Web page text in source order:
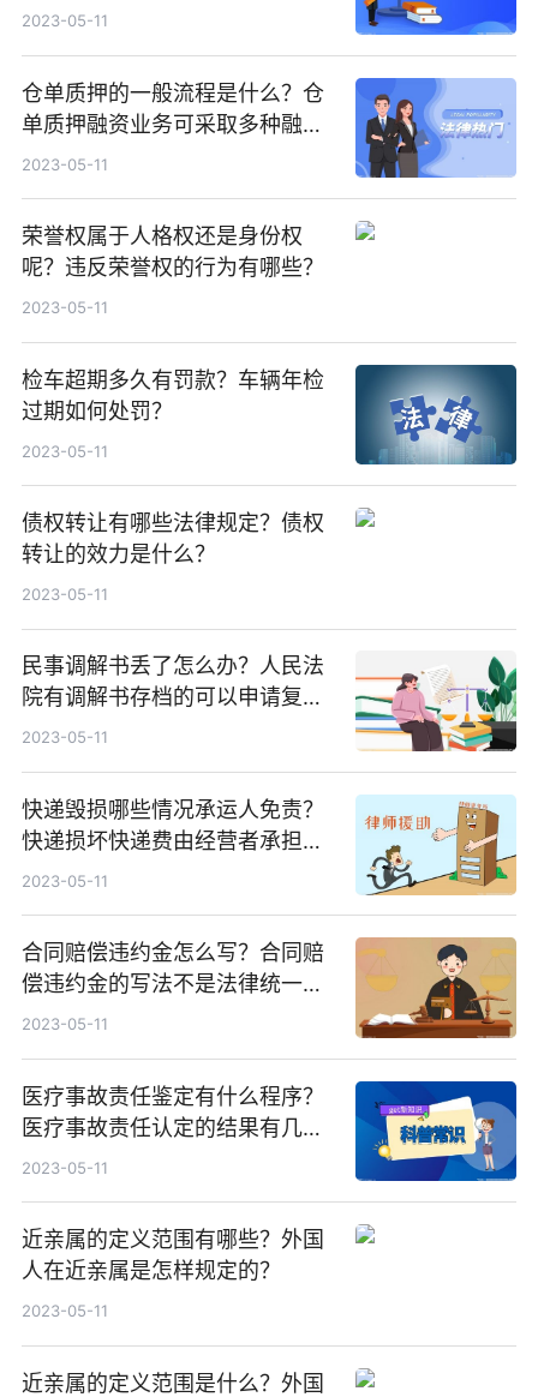
2023-05-11
仓单质押的一般流程是什么？仓
单质押融资业务可采取多种融资
形式吗？
2023-05-11
荣誉权属于人格权还是身份权
呢？违反荣誉权的行为有哪些？
2023-05-11
检车超期多久有罚款？车辆年检
过期如何处罚？
2023-05-11
债权转让有哪些法律规定？债权
转让的效力是什么？
2023-05-11
民事调解书丢了怎么办？人民法
院有调解书存档的可以申请复印
一份吗？
2023-05-11
快递毁损哪些情况承运人免责？
快递损坏快递费由经营者承担
吗？
2023-05-11
合同赔偿违约金怎么写？合同赔
偿违约金的写法不是法律统一规
定的吗？
2023-05-11
医疗事故责任鉴定有什么程序？
医疗事故责任认定的结果有几种
类型？
2023-05-11
近亲属的定义范围有哪些？外国
人在近亲属是怎样规定的？
2023-05-11
近亲属的定义范围是什么？外国